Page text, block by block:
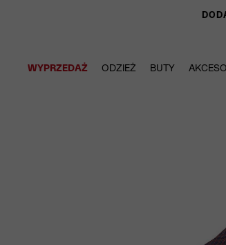
WYPRZEDAŻ ODZIEŻ BUTY